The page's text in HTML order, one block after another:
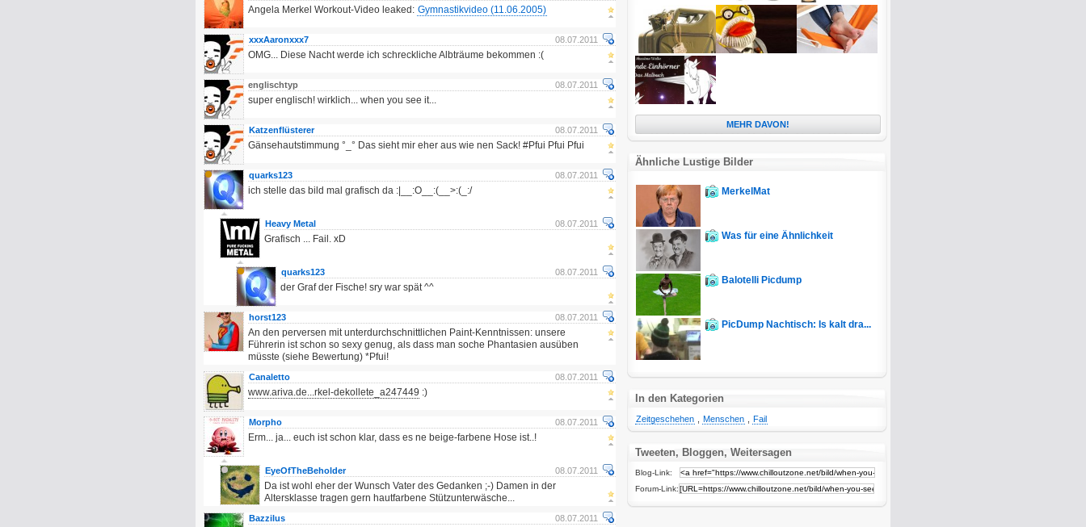
Angela Merkel Workout-Video leaked: Gymnastikvideo (11.06.2005)
08.07.2011
xxxAaronxxx7
OMG... Diese Nacht werde ich schreckliche Albträume bekommen :(
08.07.2011
englischtyp
super englisch! wirklich... when you see it...
08.07.2011
Katzenflüsterer
Gänsehautstimmung °_° Das sieht mir eher aus wie nen Sack! #Pfui Pfui Pfui
08.07.2011
quarks123
ich stelle das bild mal grafisch da :|__:O__:(__>:(_:/
08.07.2011
Heavy Metal
Grafisch ... Fail. xD
08.07.2011
quarks123
der Graf der Fische! sry war spät ^^
08.07.2011
horst123
An den perversen mit unterdurchschnittlichen Paint-Kenntnissen: unsere
Führerin ist schon so sexy genug, als dass man soche Phantasien ausüben
müsste (siehe Bewertung) *Pfui!
08.07.2011
Canaletto
www.ariva.de...rkel-dekollete_a247449 :)
08.07.2011
Morpho
Erm... ja... euch ist schon klar, dass es ne beige-farbene Hose ist..!
08.07.2011
EyeOfTheBeholder
Da ist wohl eher der Wunsch Vater des Gedanken ;-) Damen in der
Altersklasse tragen gern hautfarbene Stützunterwäsche...
08.07.2011
Bazzilus
MEHR DAVON!
Ähnliche Lustige Bilder
MerkelMat
Was für eine Ähnlichkeit
Balotelli Picdump
PicDump Nachtisch: Is kalt dra...
In den Kategorien
Zeitgeschehen Menschen Fail
Tweeten, Bloggen, Weitersagen
Blog-Link:
Forum-Link: